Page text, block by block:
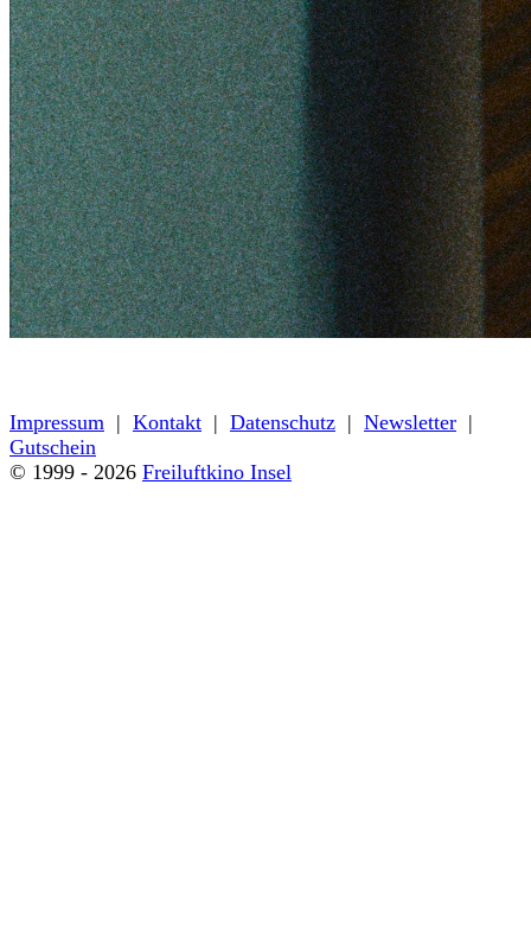
Impressum | Kontakt | Datenschutz | Newsletter |
Gutschein
© 1999 - 2026 Freiluftkino Insel